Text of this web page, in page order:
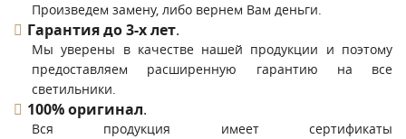
Произведем замену, либо вернем Вам деньги.
Гарантия до 3-х лет.
Мы уверены в качестве нашей продукции и поэтому
предоставляем расширенную гарантию на все
светильники.
100% оригинал.
Вся продукция имеет сертификаты